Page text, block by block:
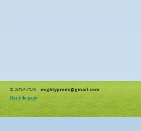
©2009-2026
mightyprods@gmail.com
Haut de page